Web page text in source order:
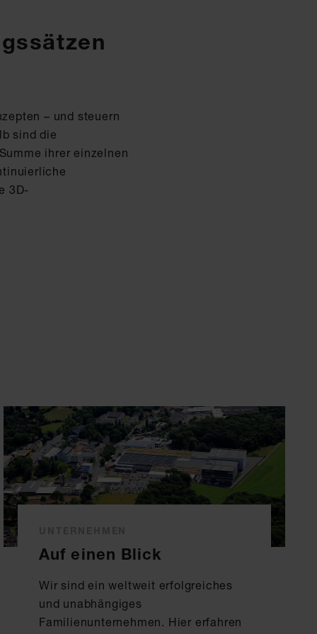
– und steuern
sind die
ihrer einzelnen
3D-
Auf einen Blick
Wir sind ein weltweit erfolgreiches
und unabhängiges
Familienunternehmen. Hier erfahren